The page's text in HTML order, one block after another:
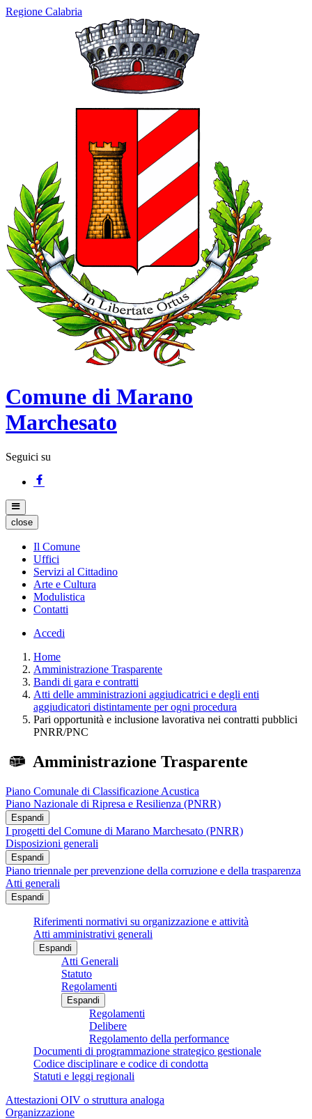
Regione Calabria
Comune di Marano
Marchesato
Seguici su
close
Il Comune
Uffici
Servizi al Cittadino
Arte e Cultura
Modulistica
Contatti
Accedi
Home
Amministrazione Trasparente
Bandi di gara e contratti
Atti delle amministrazioni aggiudicatrici e degli enti
aggiudicatori distintamente per ogni procedura
Pari opportunità e inclusione lavorativa nei contratti pubblici
PNRR/PNC
Amministrazione Trasparente
Piano Comunale di Classificazione Acustica
Piano Nazionale di Ripresa e Resilienza (PNRR)
Espandi
I progetti del Comune di Marano Marchesato (PNRR)
Disposizioni generali
Espandi
Piano triennale per prevenzione della corruzione e della trasparenza
Atti generali
Espandi
Riferimenti normativi su organizzazione e attività
Atti amministrativi generali
Espandi
Atti Generali
Statuto
Regolamenti
Espandi
Regolamenti
Delibere
Regolamento della performance
Documenti di programmazione strategico gestionale
Codice disciplinare e codice di condotta
Statuti e leggi regionali
Attestazioni OIV o struttura analoga
Organizzazione